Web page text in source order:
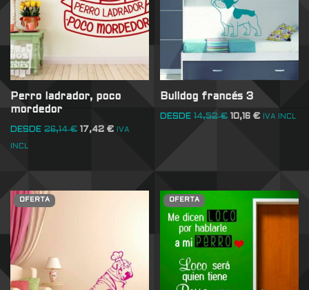
Perro ladrador, poco
mordedor
DESDE 26,14€ 17,42 € IVA
INCL
Bulldog francés 3
DESDE 14,52€ 10,16€ IVA INCL
OFERTA OFERTA